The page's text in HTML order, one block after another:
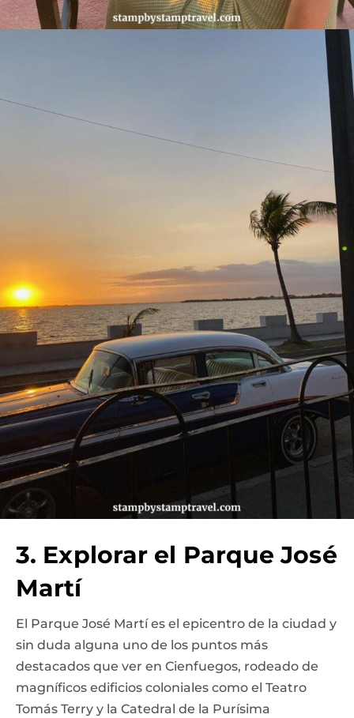
3. Explorar el Parque José
Martí
El Parque José Martí es el epicentro de la ciudad y
sin duda alguna uno de los puntos más
destacados que ver en Cienfuegos, rodeado de
magníficos edificios coloniales como el Teatro
Tomás Terry y la Catedral de la Purísima